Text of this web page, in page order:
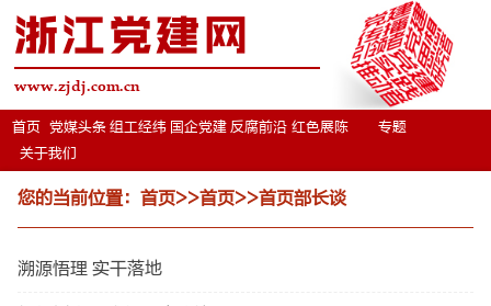
浙江党建网
www.zjdj.com.cn
首页 党媒头条 组工经纬 国企党建 反腐前沿 红色展陈
专题
关于我们
您的当前位置： 首页>>首页>>首页部长谈
溯源悟理 实干落地